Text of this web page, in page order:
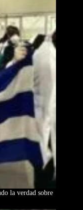
la verdad sobre